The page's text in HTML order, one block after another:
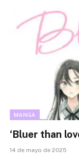
MANGA
‘Bluer than
14 de mayo de 2025